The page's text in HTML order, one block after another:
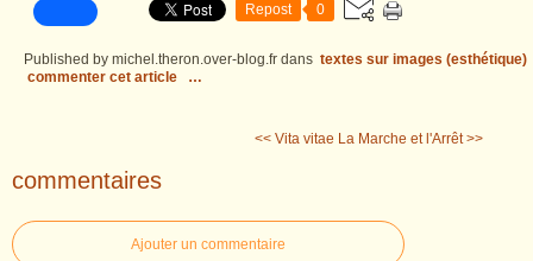
Repost 0
Published by michel.theron.over-blog.fr dans textes sur images (esthétique)
commenter cet article
…
<< Vita vitae La Marche et l'Arrêt >>
commentaires
Ajouter un commentaire